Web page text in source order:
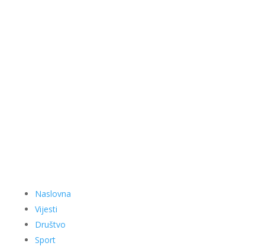
Naslovna
Vijesti
Društvo
Sport